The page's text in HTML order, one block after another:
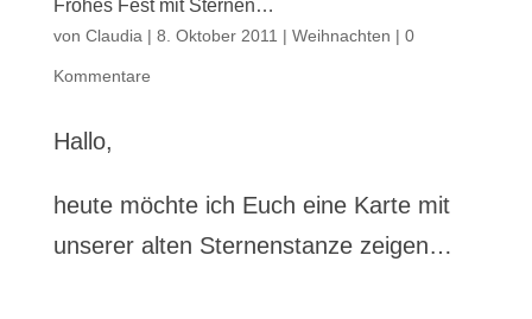
Frohes Fest mit Sternen…
von Claudia | 8. Oktober 2011 | Weihnachten | 0
Kommentare
Hallo,
heute möchte ich Euch eine Karte mit
unserer alten Sternenstanze zeigen…